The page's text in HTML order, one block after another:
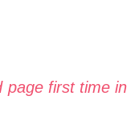
page first time in